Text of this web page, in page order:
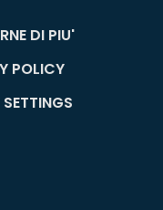
DI PIU'
POLICY